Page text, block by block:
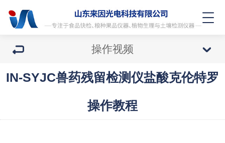
操作视频
IN-SYJC兽药残留检测仪盐酸克伦特罗
操作教程